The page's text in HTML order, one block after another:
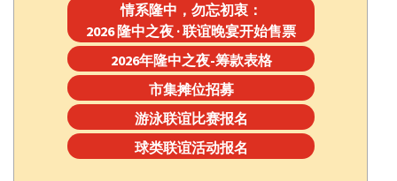
情系隆中，勿忘初衷：
2026 隆中之夜 · 联谊晚宴开始售票
2026年隆中之夜-筹款表格
市集摊位招募
游泳联谊比赛报名
球类联谊活动报名